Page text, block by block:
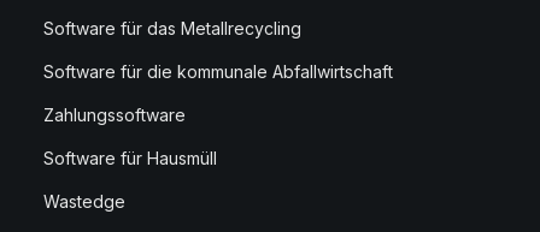
Software für das Metallrecycling
Software für die kommunale Abfallwirtschaft
Zahlungssoftware
Software für Hausmüll
Wastedge